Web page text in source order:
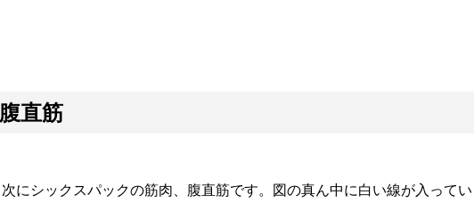
腹直筋
次にシックスパックの筋肉、腹直筋です。図の真ん中に白い線が入って